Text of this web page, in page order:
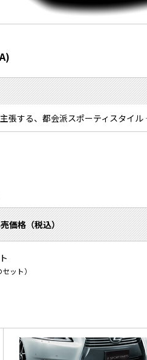
張する、都会派スポーティスタイ
価格（税込）
ット）